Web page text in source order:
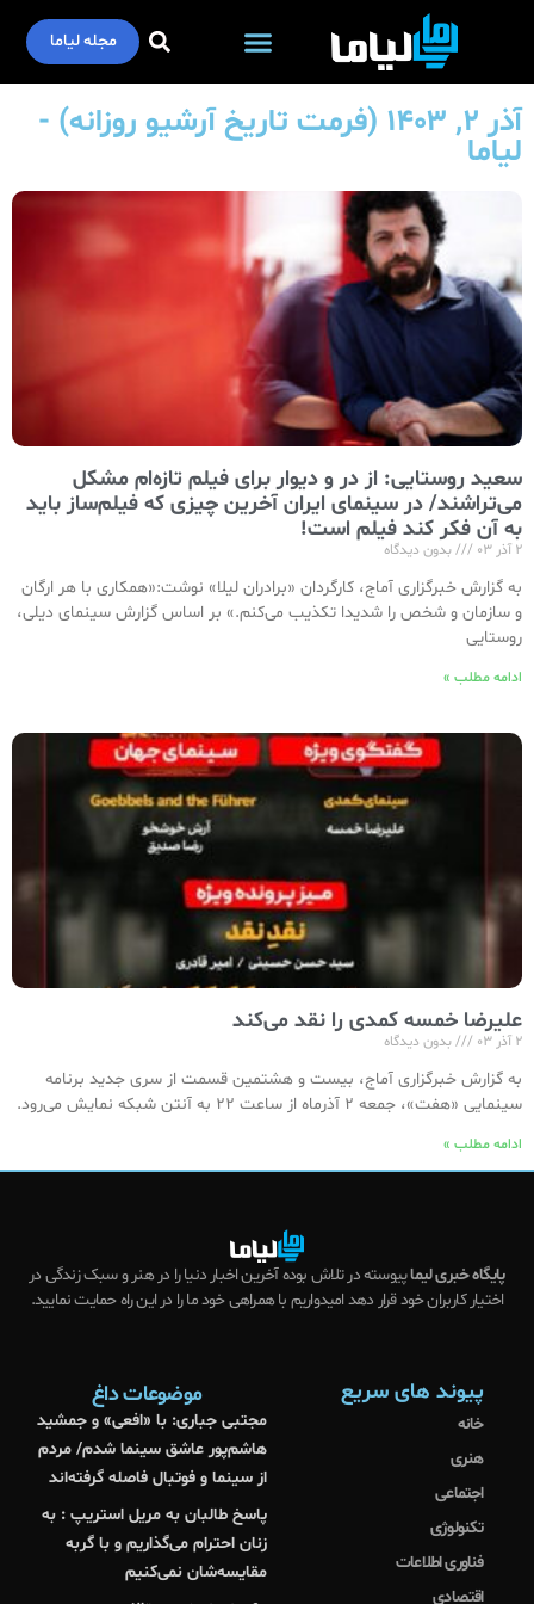
مجله لیاما
آذر ۲, ۱۴۰۳ (فرمت تاریخ آرشیو روزانه) -
لیاما
سعید روستایی: از در و دیوار برای فیلم تازه‌ام مشکل
می‌تراشند/ در سینمای ایران آخرین چیزی که فیلم‌ساز باید
به آن فکر کند فیلم است!
۲ آذر ۰۳ بدون دیدگاه
به گزارش خبرگزاری آماج، کارگردان «برادران لیلا» نوشت:«همکاری با هر ارگان
و سازمان و شخص را شدیدا تکذیب می‌کنم.» بر اساس گزارش سینمای دیلی،
روستایی
ادامه مطلب »
علیرضا خمسه کمدی را نقد می‌کند
۲ آذر ۰۳ بدون دیدگاه
به گزارش خبرگزاری آماج، بیست و هشتمین قسمت از سری جدید برنامه
سینمایی «هفت»، جمعه ۲ آذرماه از ساعت ۲۲ به آنتن شبکه نمایش می‌رود.
ادامه مطلب »
پایگاه خبری لیماپیوسته در تلاش بوده آخرین اخبار دنیا را در هنر و سبک زندگی در
اختیار کاربران خود قرار دهد امیدواریم با همراهی خود ما را در این راه حمایت نمایید.
پیوند های سریع
خانه
هنری
اجتماعی
تکنولوژی
فناوری اطلاعات
اقتصادی
موضوعات داغ
مجتبی جباری: با «افعی» و جمشید
هاشم‌پور عاشق سینما شدم/ مردم
از سینما و فوتبال فاصله گرفته‌اند
پاسخ طالبان به مریل استریپ : به
زنان احترام می‌گذاریم و با گربه
مقایسه‌شان نمی‌کنیم